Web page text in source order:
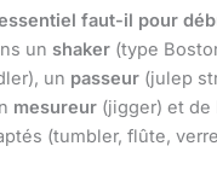
faut-il pour
un shaker (type
un passeur (julep
mesureur (jigger) et de
(tumbler, flûte, verre